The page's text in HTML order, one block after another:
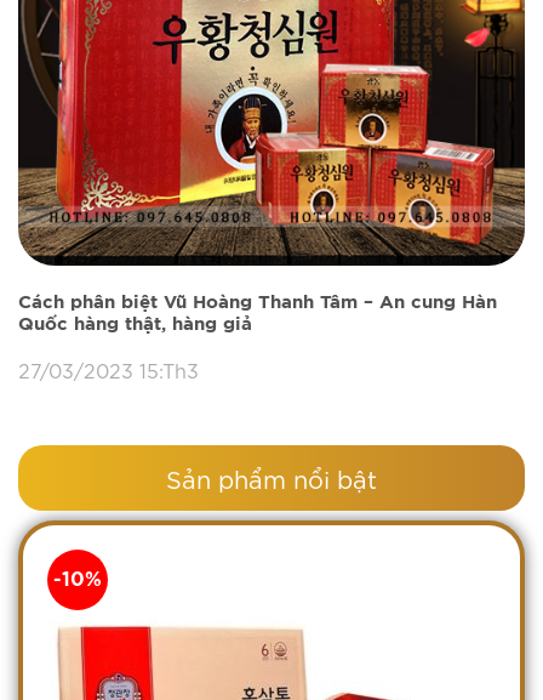
Cách phân biệt Vũ Hoàng Thanh Tâm – An cung Hàn
Quốc hàng thật, hàng giả
27/03/2023 15:Th3
Sản phẩm nổi bật
-10%